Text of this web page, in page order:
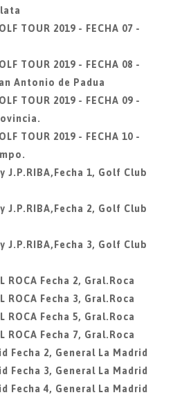
TOUR 2019 - FECHA 07 -
TOUR 2019 - FECHA 08 -
Antonio de Padua
TOUR 2019 - FECHA 09 -
TOUR 2019 - FECHA 10 -
1, Golf Club
2, Golf Club
3, Golf Club
ROCA Fecha 2, Gral.Roca
ROCA Fecha 3, Gral.Roca
ROCA Fecha 5, Gral.Roca
ROCA Fecha 7, Gral.Roca
Fecha 2, General La Madrid
Fecha 3, General La Madrid
Fecha 4, General La Madrid